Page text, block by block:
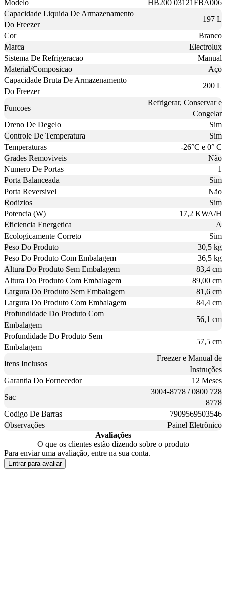
Modelo
HB200 03121FBA006
Capacidade Liquida De Armazenamento
Do Freezer
197 L
Cor
Branco
Marca
Electrolux
Sistema De Refrigeracao
Manual
Material/Composicao
Aço
Capacidade Bruta De Armazenamento
Do Freezer
200 L
Funcoes
Refrigerar, Conservar e
Congelar
Dreno De Degelo
Sim
Controle De Temperatura
Sim
Temperaturas
-26°C e 0° C
Grades Removiveis
Não
Numero De Portas
1
Porta Balanceada
Sim
Porta Reversivel
Não
Rodizios
Sim
Potencia (W)
17,2 KWA/H
Eficiencia Energetica
A
Ecologicamente Correto
Sim
Peso Do Produto
30,5 kg
Peso Do Produto Com Embalagem
36,5 kg
Altura Do Produto Sem Embalagem
83,4 cm
Altura Do Produto Com Embalagem
89,00 cm
Largura Do Produto Sem Embalagem
81,6 cm
Largura Do Produto Com Embalagem
84,4 cm
Profundidade Do Produto Com
Embalagem
56,1 cm
Profundidade Do Produto Sem
Embalagem
57,5 cm
Itens Inclusos
Freezer e Manual de
Instruções
Garantia Do Fornecedor
12 Meses
Sac
3004-8778 / 0800 728
8778
Codigo De Barras
7909569503546
Observações
Painel Eletrônico
Avaliações
O que os clientes estão dizendo sobre o produto
Para enviar uma avaliação, entre na sua conta.
Entrar para avaliar